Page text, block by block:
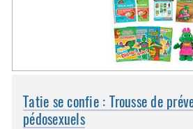
Tatie se confie : Trousse de
pédosexuels